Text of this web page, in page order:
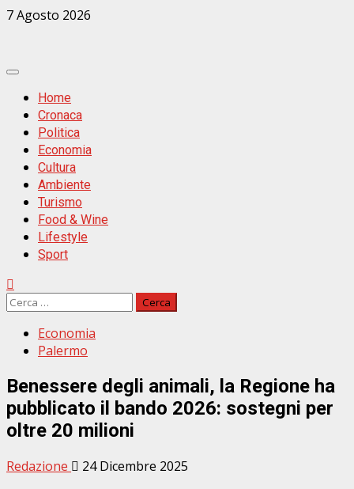
Zum
7 Agosto 2026
Primäres
MenüHome
Cronaca
Politica
Economia
Cultura
Ambiente
Turismo
Food & Wine
Lifestyle
Sport
Ricerca
Economia
Palermo
Benessere degli animali, la Regione ha
pubblicato il bando 2026: sostegni per
oltre 20 milioni
Redazione 24 Dicembre 2025